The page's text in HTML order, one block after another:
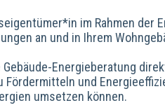
im Rahmen der
an und in Ihrem
Energieberatung
und
umsetzen können.